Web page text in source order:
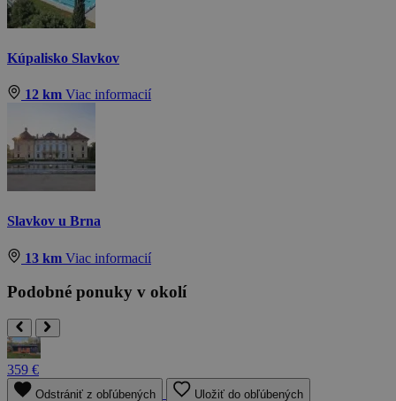
Kúpalisko Slavkov
12 km Viac informacií
Slavkov u Brna
13 km Viac informacií
Podobné ponuky v okolí
359 €
Odstrániť z obľúbených Uložiť do obľúbených